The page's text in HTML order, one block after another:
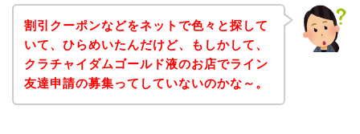
割引クーポンなどをネットで色々と探して
いて、ひらめいたんだけど、もしかして、
クラチャイダムゴールド液のお店でライン
友達申請の募集ってしていないのかな～。